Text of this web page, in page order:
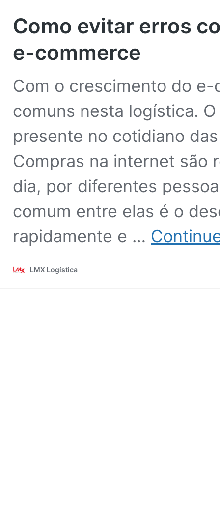
Como evitar erros
e-commerce
Com o crescimento do
comuns nesta logística.
presente no cotidiano
Compras na internet são
dia, por diferentes
comum entre elas é o
rapidamente e …
LMX Logística